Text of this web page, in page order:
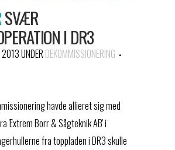
SVÆR
I DR3
2013UNDER DEKOMMISSIONERING
havde allieret sig med
'Extrem Borr & Sågteknik AB' i
fra toppladen i DR3 skulle